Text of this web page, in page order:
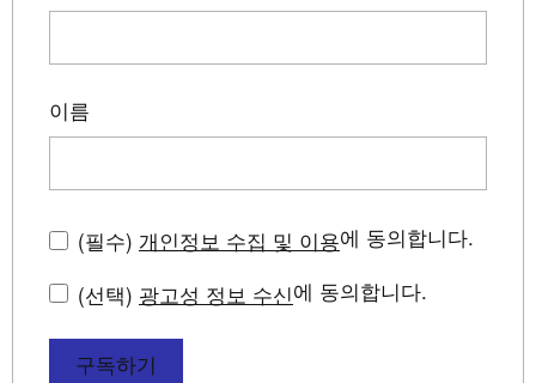
이름
(필수) 개인정보 수집 및 이용에 동의합니다.
(선택) 광고성 정보 수신에 동의합니다.
구독하기